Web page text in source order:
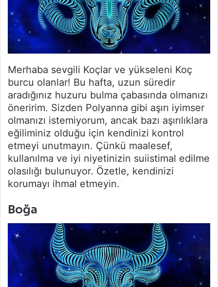
Merhaba sevgili Koçlar ve yükseleni Koç
burcu olanlar! Bu hafta, uzun süredir
aradığınız huzuru bulma çabasında olmanızı
öneririm. Sizden Polyanna gibi aşırı iyimser
olmanızı istemiyorum, ancak bazı aşırılıklara
eğiliminiz olduğu için kendinizi kontrol
etmeyi unutmayın. Çünkü maalesef,
kullanılma ve iyi niyetinizin suiistimal edilme
olasılığı bulunuyor. Özetle, kendinizi
korumayı ihmal etmeyin.
Boğa